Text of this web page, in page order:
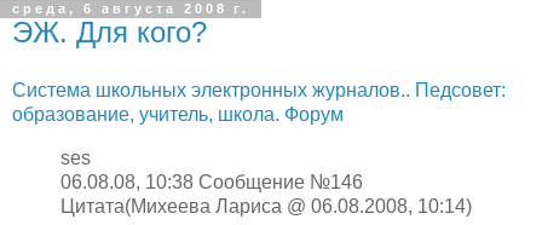
среда, 6 августа 2008 г.
ЭЖ. Для кого?
Система школьных электронных журналов.. Педсовет:
образование, учитель, школа. Форум
ses
06.08.08, 10:38 Сообщение №146
Цитата(Михеева Лариса @ 06.08.2008, 10:14)